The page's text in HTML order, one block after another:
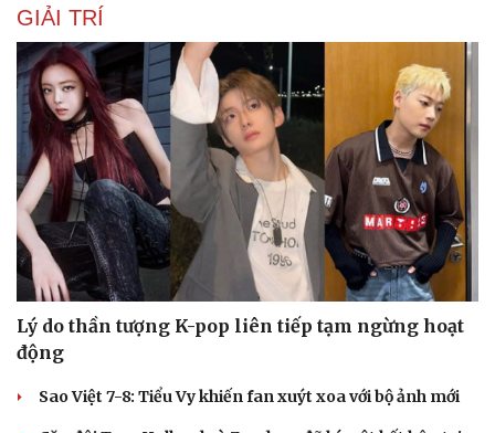
GIẢI TRÍ
Lý do thần tượng K-pop liên tiếp tạm ngừng hoạt
động
Sao Việt 7-8: Tiểu Vy khiến fan xuýt xoa với bộ ảnh mới